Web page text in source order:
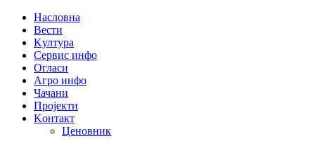
Насловна
Вести
Kултура
Сервис инфо
Огласи
Агро инфо
Чачани
Пројекти
Kонтакт
Ценовник